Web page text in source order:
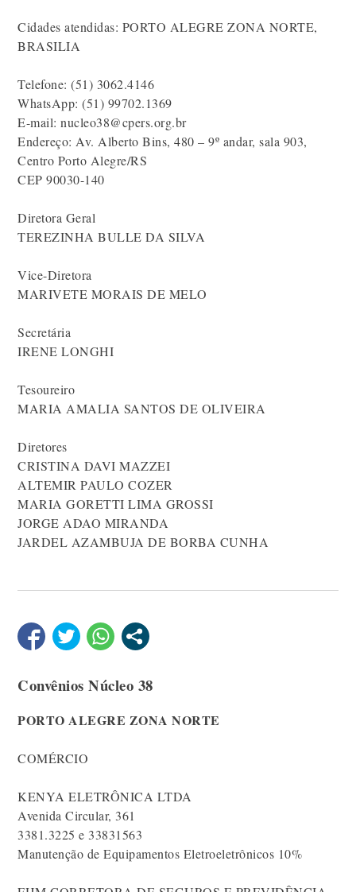
Cidades atendidas: PORTO ALEGRE ZONA NORTE,
BRASILIA
Telefone: (51) 3062.4146
WhatsApp: (51) 99702.1369
E-mail: nucleo38@cpers.org.br
Endereço: Av. Alberto Bins, 480 – 9º andar, sala 903,
Centro Porto Alegre/RS
CEP 90030-140
Diretora Geral
TEREZINHA BULLE DA SILVA
Vice-Diretora
MARIVETE MORAIS DE MELO
Secretária
IRENE LONGHI
Tesoureiro
MARIA AMALIA SANTOS DE OLIVEIRA
Diretores
CRISTINA DAVI MAZZEI
ALTEMIR PAULO COZER
MARIA GORETTI LIMA GROSSI
JORGE ADAO MIRANDA
JARDEL AZAMBUJA DE BORBA CUNHA
Convênios Núcleo 38
PORTO ALEGRE ZONA NORTE
COMÉRCIO
KENYA ELETRÔNICA LTDA
Avenida Circular, 361
3381.3225 e 33831563
Manutenção de Equipamentos Eletroeletrônicos 10%